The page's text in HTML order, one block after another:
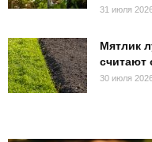
31 июля
Мятлик
считают
30 июля